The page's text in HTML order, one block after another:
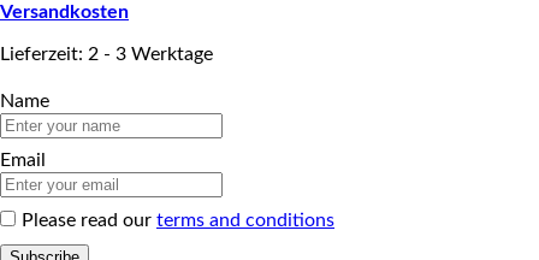
Versandkosten
Lieferzeit: 2 - 3 Werktage
Name
Email
Please read our terms and conditions